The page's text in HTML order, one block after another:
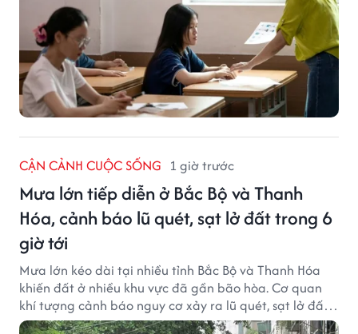
CẬN CẢNH CUỘC SỐNG 1 giờ trước
Mưa lớn tiếp diễn ở Bắc Bộ và Thanh
Hóa, cảnh báo lũ quét, sạt lở đất trong 6
giờ tới
Mưa lớn kéo dài tại nhiều tỉnh Bắc Bộ và Thanh Hóa
khiến đất ở nhiều khu vực đã gần bão hòa. Cơ quan
khí tượng cảnh báo nguy cơ xảy ra lũ quét, sạt lở đất
trong những giờ tới.